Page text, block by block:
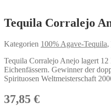
Tequila Corralejo
Kategorien 100% Agave-Tequila,
Tequila Corralejo Anejo lagert
Eichenfässern. Gewinner der
Spirituosen Weltmeisterschaft
37,85 €